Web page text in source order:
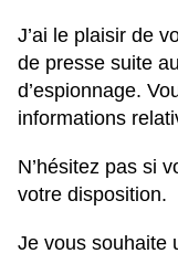
J’ai le plaisir de
de presse suite
d’espionnage.
informations
N’hésitez pas si
votre disposition.
Je vous souhaite